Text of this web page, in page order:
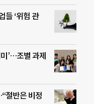
들 ‘위험 관
’…조별 과제
절반은 비정